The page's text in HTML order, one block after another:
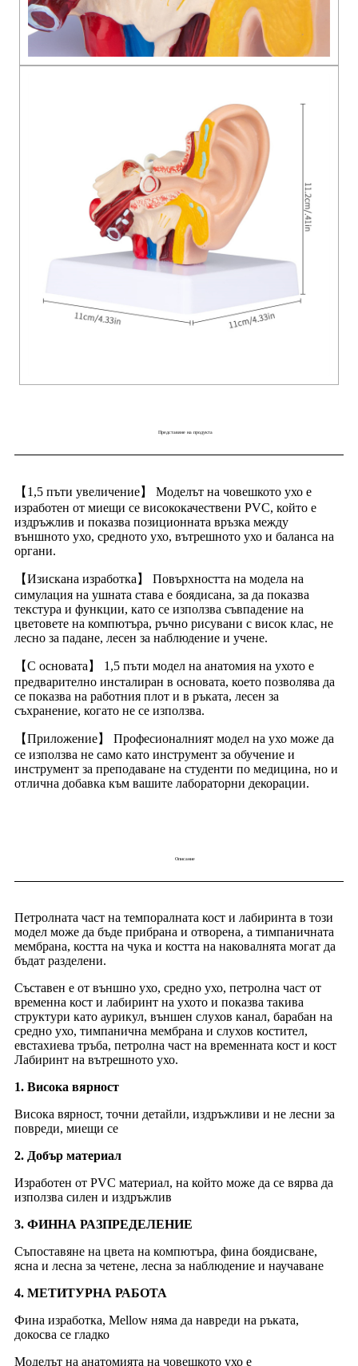
Представяне на продукта
【1,5 пъти увеличение】 Моделът на човешкото ухо е
изработен от миещи се висококачествени PVC, който е
издръжлив и показва позиционната връзка между
външното ухо, средното ухо, вътрешното ухо и баланса на
органи.
【Изискана изработка】 Повърхността на модела на
симулация на ушната става е боядисана, за да показва
текстура и функции, като се използва съвпадение на
цветовете на компютъра, ръчно рисувани с висок клас, не
лесно за падане, лесен за наблюдение и учене.
【С основата】 1,5 пъти модел на анатомия на ухото е
предварително инсталиран в основата, което позволява да
се показва на работния плот и в ръката, лесен за
съхранение, когато не се използва.
【Приложение】 Професионалният модел на ухо може да
се използва не само като инструмент за обучение и
инструмент за преподаване на студенти по медицина, но и
отлична добавка към вашите лабораторни декорации.
Описание
Петролната част на темпоралната кост и лабиринта в този
модел може да бъде прибрана и отворена, а тимпаничната
мембрана, костта на чука и костта на наковалнята могат да
бъдат разделени.
Съставен е от външно ухо, средно ухо, петролна част от
временна кост и лабиринт на ухото и показва такива
структури като аурикул, външен слухов канал, барабан на
средно ухо, тимпанична мембрана и слухов костител,
евстахиева тръба, петролна част на временната кост и кост
Лабиринт на вътрешното ухо.
1. Висока вярност
Висока вярност, точни детайли, издръжливи и не лесни за
повреди, миещи се
2. Добър материал
Изработен от PVC материал, на който може да се вярва да
използва силен и издръжлив
3. ФИННА РАЗПРЕДЕЛЕНИЕ
Съпоставяне на цвета на компютъра, фина боядисване,
ясна и лесна за четене, лесна за наблюдение и научаване
4. МЕТИТУРНА РАБОТА
Фина изработка, Mellow няма да навреди на ръката,
докосва се гладко
Моделът на анатомията на човешкото ухо е